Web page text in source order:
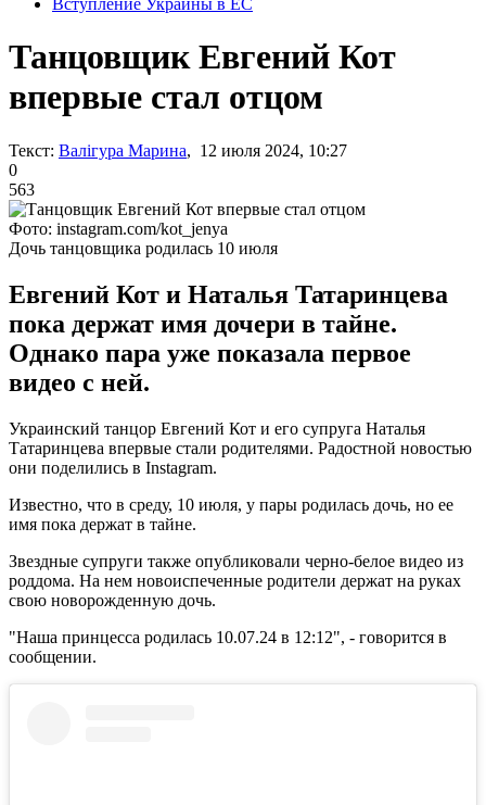
Вступление Украины в ЕС
Танцовщик Евгений Кот
впервые стал отцом
Текст: Валігура Марина, 12 июля 2024, 10:27
0
563
Фото: instagram.com/kot_jenya
Дочь танцовщика родилась 10 июля
Евгений Кот и Наталья Татаринцева
пока держат имя дочери в тайне.
Однако пара уже показала первое
видео с ней.
Украинский танцор Евгений Кот и его супруга Наталья
Татаринцева впервые стали родителями. Радостной новостью
они поделились в Instagram.
Известно, что в среду, 10 июля, у пары родилась дочь, но ее
имя пока держат в тайне.
Звездные супруги также опубликовали черно-белое видео из
роддома. На нем новоиспеченные родители держат на руках
свою новорожденную дочь.
"Наша принцесса родилась 10.07.24 в 12:12", - говорится в
сообщении.